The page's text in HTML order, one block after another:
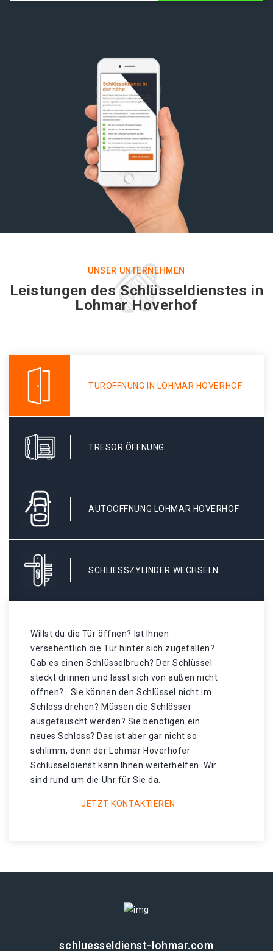
UNSER UNTERNEHMEN
Leistungen des Schlüsseldienstes in
Lohmar Hoverhof
TÜRÖFFNUNG IN LOHMAR HOVERHOF
TRESOR ÖFFNUNG
AUTOÖFFNUNG LOHMAR HOVERHOF
SCHLIESSZYLINDER WECHSELN.
Willst du die Tür öffnen? Ist Ihnen
versehentlich die Tür hinter sich zugefallen?
Gab es einen Schlüsselbruch? Der Schlüssel
steckt drinnen und lässt sich von außen nicht
öffnen? . Sie können den Schlüssel nicht im
Schloss drehen? Müssen die Schlösser
ausgetauscht werden? Sie benötigen ein
neues Schloss? Das ist aber gar nicht so
schlimm, denn der Lohmar Hoverhofer
Schlüsseldienst kann Ihnen weiterhelfen. Wir
sind rund um die Uhr für Sie da.
JETZT KONTAKTIEREN
schluesseldienst-lohmar.com